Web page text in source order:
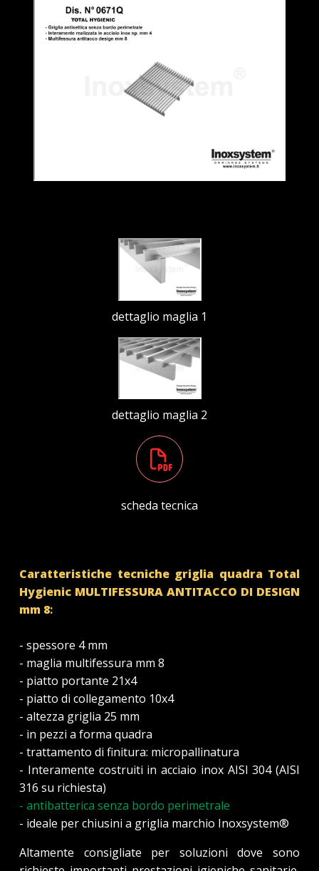
dettaglio maglia 1
dettaglio maglia 2
scheda tecnica
Caratteristiche tecniche griglia quadra Total
Hygienic MULTIFESSURA ANTITACCO DI DESIGN
mm 8:
- spessore 4 mm
- maglia multifessura mm 8
- piatto portante 21x4
- piatto di collegamento 10x4
- altezza griglia 25 mm
- in pezzi a forma quadra
- trattamento di finitura: micropallinatura
- Interamente costruiti in acciaio inox AISI 304 (AISI
316 su richiesta)
- antibatterica senza bordo perimetrale
- ideale per chiusini a griglia marchio Inoxsystem®
Altamente consigliate per soluzioni dove sono